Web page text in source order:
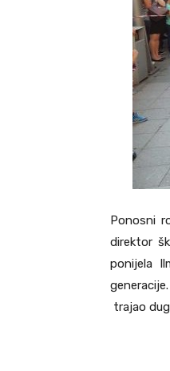
Ponosni
direktor
ponijela
trajao